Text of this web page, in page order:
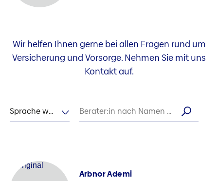
Wir helfen Ihnen gerne bei allen Fragen rund um
Versicherung und Vorsorge. Nehmen Sie mit uns
Kontakt auf.
Sprache wählen Berater:in nach Namen suchen
Arbnor Ademi